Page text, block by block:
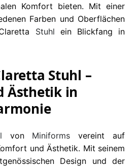
Komfort bieten. Mit einer
Farben und Oberflächen
Stuhl ein Blickfang in
Stuhl –
Ästhetik in
von Miniforms vereint auf
und Ästhetik. Mit seinem
Design und der